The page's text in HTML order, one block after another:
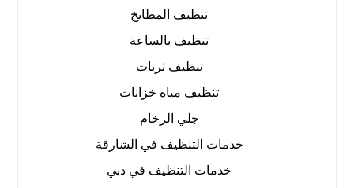
تنظيف المطابخ
تنظيف بالساعة
تنظيف ثريات
تنظيف مياه خزانات
جلي الرخام
خدمات التنظيف في الشارقة
خدمات التنظيف في دبي